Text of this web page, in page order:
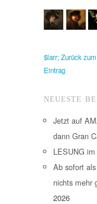
$larr; Zurück zum
Eintrag
NEUESTE
Jetzt auf
dann Gran
LESUNG
Ab sofort
nichts mehr
2026